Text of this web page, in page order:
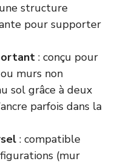
structure
pour supporter
: conçu pour
murs non
sol grâce à deux
parfois dans la
: compatible
(mur